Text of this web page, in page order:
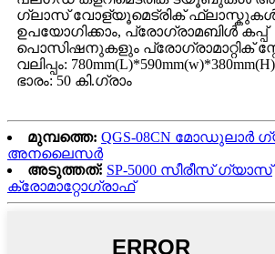
ഗ്ലാസ് വോള്യൂമെട്രിക് ഫ്ലാസ്കുകൾ
ഉപയോഗിക്കാം, പ്രോഗ്രാമബിൾ കപ്പ്
പൊസിഷനുകളും പ്രോഗ്രാമാറ്റിക്
വലിപ്പം: 780mm(L)*590mm(w)*380mm(H)
ഭാരം: 50 കി.ഗ്രാം
മുമ്പത്തെ: QGS-08CN മോഡുലാർ
അനലൈസർ
അടുത്തത്: SP-5000 സീരീസ് ഗ്യാസ്
ക്രോമാറ്റോഗ്രാഫ്